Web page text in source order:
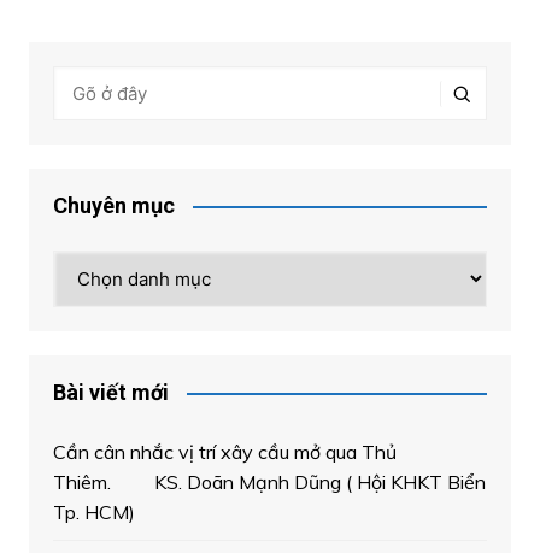
Chuyên mục
mục
Bài viết mới
Cần cân nhắc vị trí xây cầu mở qua Thủ
Thiêm. KS. Doãn Mạnh Dũng ( Hội KHKT Biển
Tp. HCM)